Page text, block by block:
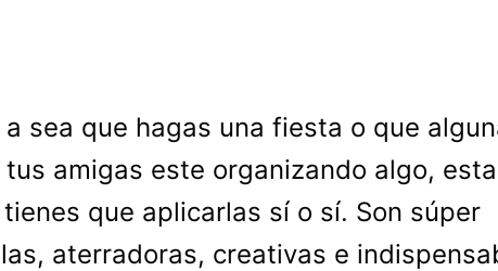
a sea que hagas una fiesta o que
tus amigas este organizando algo,
que aplicarlas sí o sí. Son súper
aterradoras, creativas e